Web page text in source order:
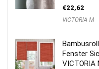
€22,62
VICTORIA M
Fenster
VICTORIA